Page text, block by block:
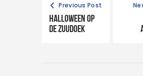
Previous Post
Halloween op
de Zuudoek